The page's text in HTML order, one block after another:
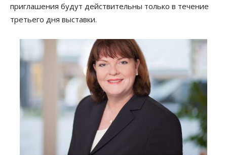
приглашения будут действительны только в течение
третьего дня выставки.